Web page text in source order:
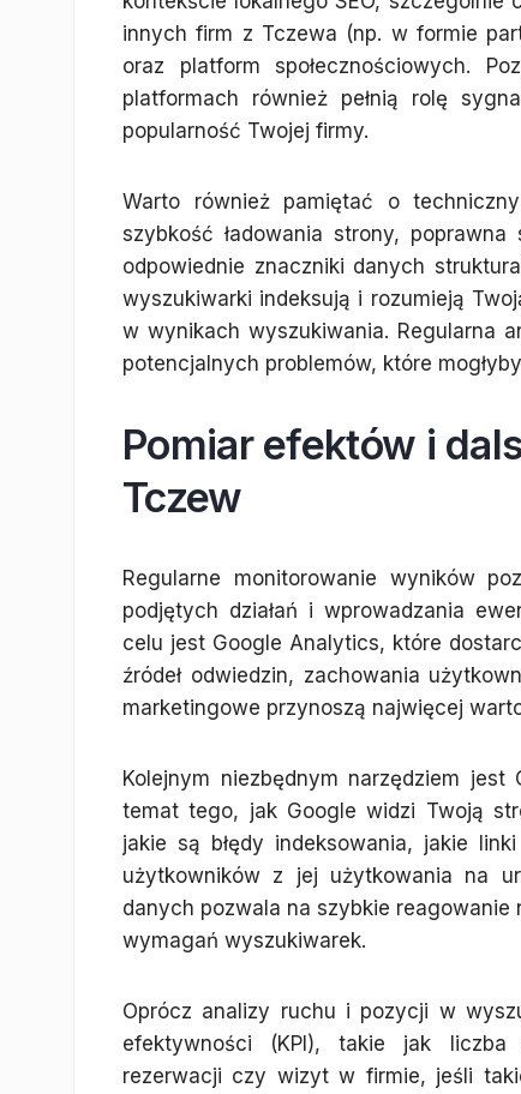
innych firm z Tczewa (np. w formie
oraz platform społecznościowych.
platformach również pełnią rolę
popularność Twojej firmy.
Warto również pamiętać o
szybkość ładowania strony,
odpowiednie znaczniki danych
wyszukiwarki indeksują i rozumieją
w wynikach wyszukiwania. Regularna
potencjalnych problemów, które
Pomiar efektów i
Tczew
Regularne monitorowanie wyników
podjętych działań i wprowadzania
celu jest Google Analytics, które
źródeł odwiedzin, zachowania
marketingowe przynoszą najwięcej
Kolejnym niezbędnym narzędziem
temat tego, jak Google widzi Twoją
jakie są błędy indeksowania, jakie
użytkowników z jej użytkowania na
danych pozwala na szybkie
wymagań wyszukiwarek.
Oprócz analizy ruchu i pozycji w
efektywności (KPI), takie jak liczba
rezerwacji czy wizyt w firmie, jeśli